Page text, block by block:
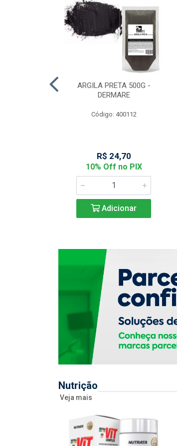
ARGILA PRETA 500G -
DERMARE
Código: 400112
R$ 24,70
10% Off no PIX
Adicionar
Nutrição
Veja mais